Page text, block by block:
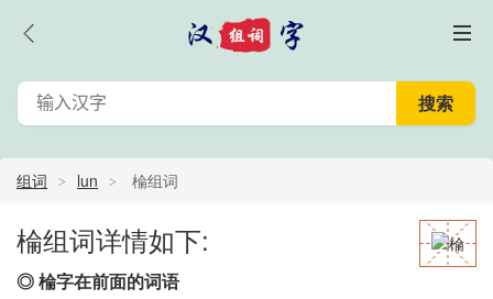
组词 lun 棆组词
棆组词详情如下:
◎ 棆字在前面的词语